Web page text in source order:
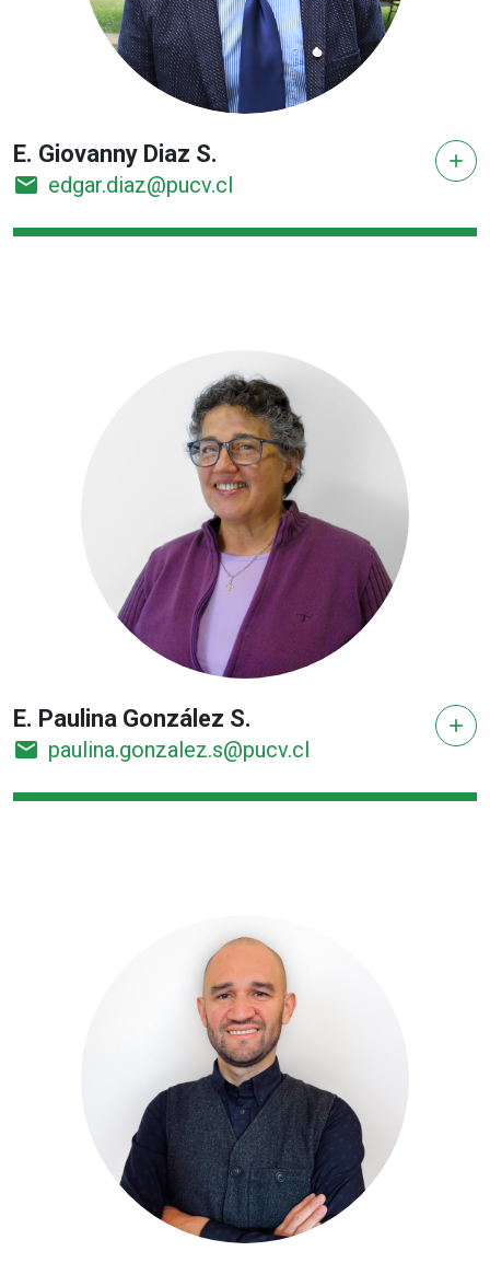
E. Giovanny Diaz S.
email edgar.diaz@pucv.cl
add
E. Paulina González S.
email paulina.gonzalez.s@pucv.cl
add